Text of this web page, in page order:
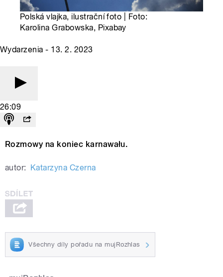
Polská vlajka, ilustrační foto | Foto:
Karolina Grabowska, Pixabay
Wydarzenia - 13. 2. 2023
26:09
Rozmowy na koniec karnawału.
autor: Katarzyna Czerna
Všechny díly pořadu na mujRozhlas